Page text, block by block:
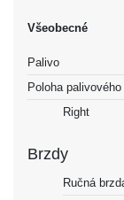
Všeobecné
Palivo
Poloha
Right
Brzdy
Ručná